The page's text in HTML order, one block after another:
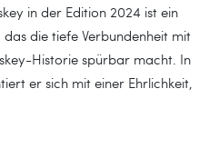
in der Edition 2024 ist ein
die tiefe Verbundenheit mit
Historie spürbar macht. In
er sich mit einer Ehrlichkeit,